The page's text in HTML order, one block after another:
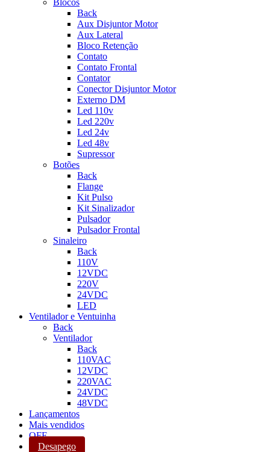
Blocos
Back
Aux Disjuntor Motor
Aux Lateral
Bloco Retenção
Contato
Contato Frontal
Contator
Conector Disjuntor Motor
Externo DM
Led 110v
Led 220v
Led 24v
Led 48v
Supressor
Botões
Back
Flange
Kit Pulso
Kit Sinalizador
Pulsador
Pulsador Frontal
Sinaleiro
Back
110V
12VDC
220V
24VDC
LED
Ventilador e Ventuinha
Back
Ventilador
Back
110VAC
12VDC
220VAC
24VDC
48VDC
Lançamentos
Mais vendidos
OFF
Desapego